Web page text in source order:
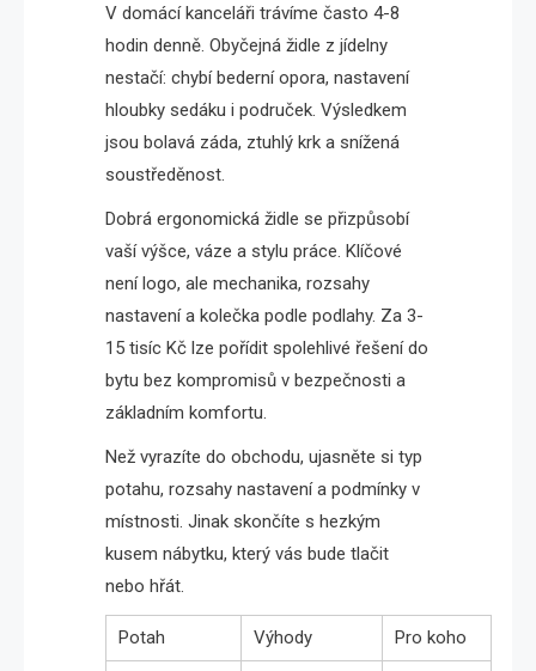
V domácí kanceláři trávíme často 4-8
hodin denně. Obyčejná židle z jídelny
nestačí: chybí bederní opora, nastavení
hloubky sedáku i područek. Výsledkem
jsou bolavá záda, ztuhlý krk a snížená
soustředěnost.
Dobrá ergonomická židle se přizpůsobí
vaší výšce, váze a stylu práce. Klíčové
není logo, ale mechanika, rozsahy
nastavení a kolečka podle podlahy. Za 3-
15 tisíc Kč lze pořídit spolehlivé řešení do
bytu bez kompromisů v bezpečnosti a
základním komfortu.
Než vyrazíte do obchodu, ujasněte si typ
potahu, rozsahy nastavení a podmínky v
místnosti. Jinak skončíte s hezkým
kusem nábytku, který vás bude tlačit
nebo hřát.
Potah Výhody Pro koho